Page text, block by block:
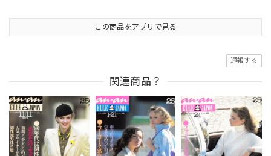
この商品をアプリで見る
通報する
関連商品？